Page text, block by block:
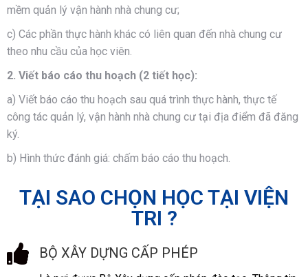
mềm quản lý vận hành nhà chung cư;
c) Các phần thực hành khác có liên quan đến nhà chung cư
theo nhu cầu của học viên.
2. Viết báo cáo thu hoạch (2 tiết học):
a) Viết báo cáo thu hoạch sau quá trình thực hành, thực tế
công tác quản lý, vận hành nhà chung cư tại địa điểm đã đăng
ký.
b) Hình thức đánh giá: chấm báo cáo thu hoạch.
TẠI SAO CHỌN HỌC TẠI VIỆN
TRI ?
BỘ XÂY DỰNG CẤP PHÉP